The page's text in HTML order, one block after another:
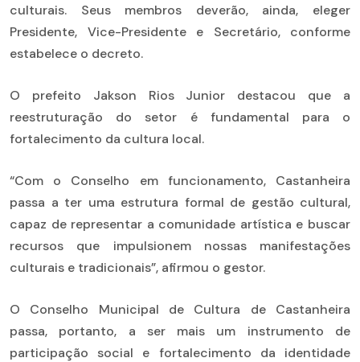
culturais. Seus membros deverão, ainda, eleger
Presidente, Vice-Presidente e Secretário, conforme
estabelece o decreto.
O prefeito Jakson Rios Junior destacou que a
reestruturação do setor é fundamental para o
fortalecimento da cultura local.
“Com o Conselho em funcionamento, Castanheira
passa a ter uma estrutura formal de gestão cultural,
capaz de representar a comunidade artística e buscar
recursos que impulsionem nossas manifestações
culturais e tradicionais”, afirmou o gestor.
O Conselho Municipal de Cultura de Castanheira
passa, portanto, a ser mais um instrumento de
participação social e fortalecimento da identidade